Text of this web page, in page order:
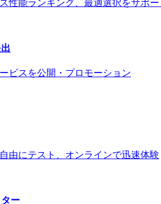
性能ランキング、最適選択をサポー
ビスを公開・プロモーション
由にテスト、オンラインで迅速体験
ー